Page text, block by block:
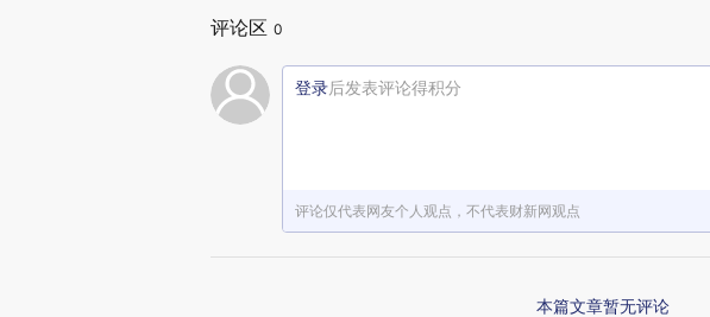
评论区 0
登录后发表评论得积分
评论仅代表网友个人观点，不代表财新网观点
本篇文章暂无评论